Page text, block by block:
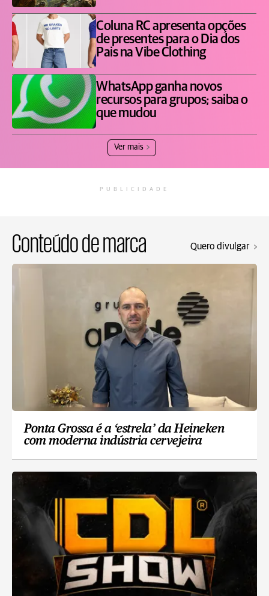
Coluna RC apresenta opções
de presentes para o Dia dos
Pais na Vibe Clothing
WhatsApp ganha novos
recursos para grupos; saiba o
que mudou
Ver mais
PUBLICIDADE
Conteúdo de marca Quero divulgar
Ponta Grossa é a ‘estrela’ da Heineken
com moderna indústria cervejeira